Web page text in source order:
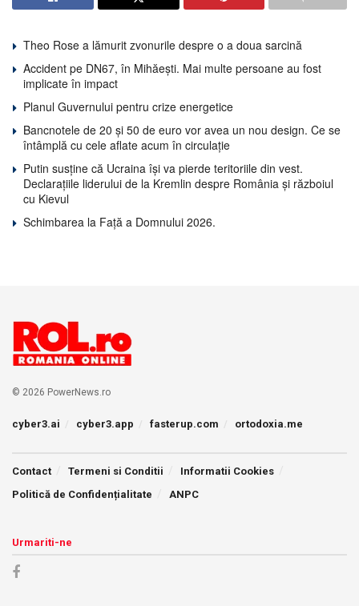
Theo Rose a lămurit zvonurile despre o a doua sarcină
Accident pe DN67, în Mihăești. Mai multe persoane au fost
implicate în impact
Planul Guvernului pentru crize energetice
Bancnotele de 20 și 50 de euro vor avea un nou design. Ce se
întâmplă cu cele aflate acum în circulație
Putin susține că Ucraina își va pierde teritoriile din vest.
Declarațiile liderului de la Kremlin despre România și războiul
cu Kievul
Schimbarea la Față a Domnului 2026.
© 2026 PowerNews.ro
cyber3.ai cyber3.app fasterup.com ortodoxia.me
Contact Termeni si Conditii
Informatii Cookies
Politică de Confidențialitate
ANPC
Urmariti-ne